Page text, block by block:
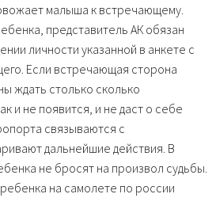
малыша к встречающему.
представитель АК обязан
личности указанной в анкете с
Если встречающая сторона
ждать столько сколько
и не появится, и не даст о себе
связываются с
дальнейшие действия. В
не бросят на произвол судьбы.